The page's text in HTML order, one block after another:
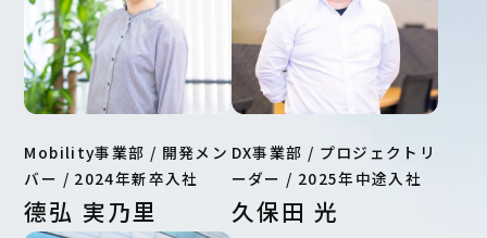
Mobility事業部 / 開発メン
バー / 2024年新卒入社
德弘 実乃里
DX事業部 / プロジェクトリ
ーダー / 2025年中途入社
久保田 光